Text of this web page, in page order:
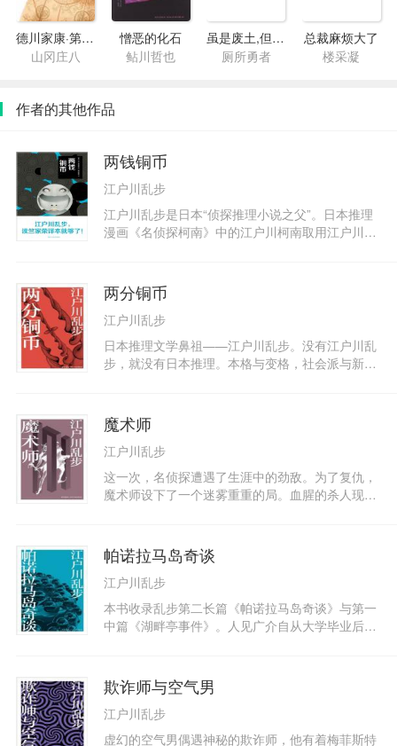
德川家康·第二部·崛起三河
山冈庄八
憎恶的化石
鲇川哲也
虽是废土,但我能吃
厕所勇者
总裁麻烦大了
楼采凝
作者的其他作品
两钱铜币
江户川乱步
江户川乱步是日本“侦探推理小说之父”。日本推理
漫画《名侦探柯南》中的江户川柯南取用江户川乱
乱步的开山鼻祖地位不可撼动。谜一样的犯罪，神
一般的推理！小说内容取材广泛，构思非同寻常，
情节扑朔迷离又扣人心弦。看到结局之前，你永远
不会知道事情的真相！《两钱铜币》收录了江户川
乱步中短篇代表作，小说内容取材广泛，构思独
特，情节扑朔迷离，悬念迭起。推理逻辑严谨，结
铜币》、《湖畔亭离奇命案》、《两个废人》、
《月亮与手套》等。
两分铜币
江户川乱步
日本推理文学鼻祖——江户川乱步。没有江户川乱
步，就没有日本推理。本格与变格，社会派与新本
怪盗基德、少年侦探团，全部来源于乱步作品《两
分铜币》，日本推理文学的起点，收录一九 二三年
四月发表处女作至一九二五年七月之间所发表的本
格或准本格推理短篇和极短篇共计十六篇。包括处
女作〈两分铜币〉、〈一张收据〉、〈致命的错
误〉、〈二废人〉、〈双生儿〉、〈红色房间〉、
演员〉、〈一人两角〉、〈疑惑〉以及出道之前的
习作〈火绳枪〉。同时收录傅博先生撰写的导读和
解题，日本评论大师权田万治先生撰写的评论以及
乱步家族提供的照片若干。
魔术师
江户川乱步
这一次，名侦探遭遇了生涯中的劲敌。为了复仇，
魔术师设下了一个迷雾重重的局。血腥的杀人现场
众表演的美女五体分尸，从血肉模糊的尸体中爬出
来的红色斑纹蛇。魔术师千变万化的手法，迷惑了
众人的眼睛，明智是否能看透这一切，揪出凶手并
安然脱身？
帕诺拉马岛奇谈
江户川乱步
本书收录乱步第二长篇《帕诺拉马岛奇谈》与第一
中篇《湖畔亭事件》。人见广介自从大学毕业后，
唯一的梦想是变成“神”改造大自然。有一天，人见
广介把梦想变为现实的机会终于来临了，看他如何
把一座直径不到两里的孤岛，改造成一个桃花乡。
故事进行到一半作者布置了一起杀人事件，让读者
欺诈师与空气男
江户川乱步
虚幻的空气男偶遇神秘的欺诈师，他有着梅菲斯特